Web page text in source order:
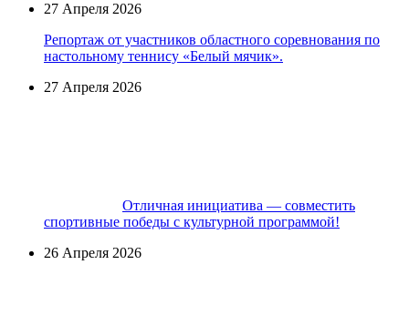
27 Апреля 2026
Репортаж от участников областного соревнования по
настольному теннису «Белый мячик».
27 Апреля 2026
Отличная инициатива — совместить
спортивные победы с культурной программой!
26 Апреля 2026